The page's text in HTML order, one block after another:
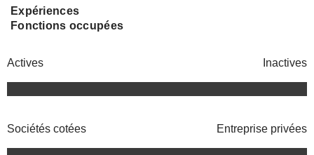
Expériences
Fonctions occupées
Actives Inactives
Sociétés cotées Entreprise privées